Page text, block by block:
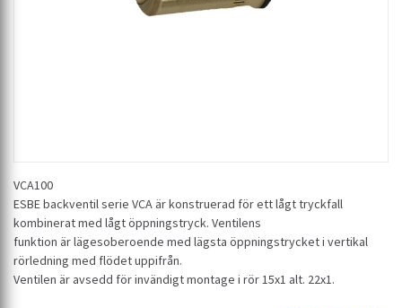
VCA100
ESBE backventil serie VCA är konstruerad för ett lågt tryckfall
kombinerat med lågt öppningstryck. Ventilens
funktion är lägesoberoende med lägsta öppningstrycket i vertikal
rörledning med flödet uppifrån.
Ventilen är avsedd för invändigt montage i rör 15x1 alt. 22x1.